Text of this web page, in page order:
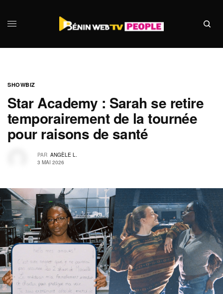
SHOWBIZ
Star Academy : Sarah se retire
temporairement de la tournée
pour raisons de santé
PAR ANGÈLE L.
3 MAI 2026